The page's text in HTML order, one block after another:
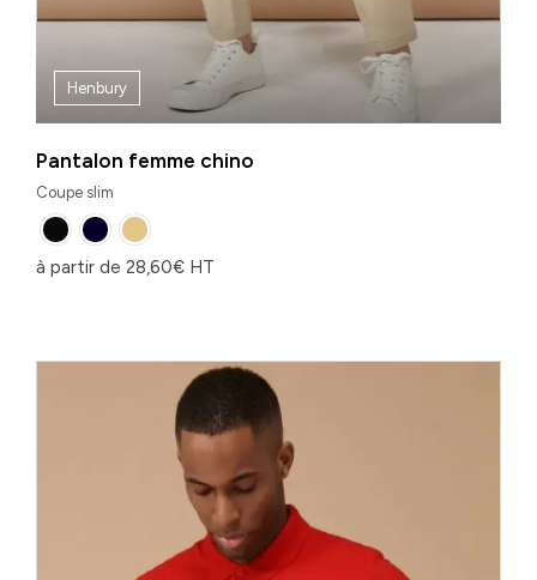
Henbury
Pantalon femme chino
Coupe slim
à partir de 28,60€ HT